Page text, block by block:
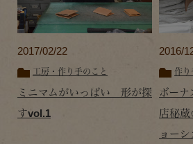
2017/02/22
工房・作り手のこと
ミニマムがいっぱい 形が探
すvol.1
2016/
作り
ボー
店秘蔵
ョー